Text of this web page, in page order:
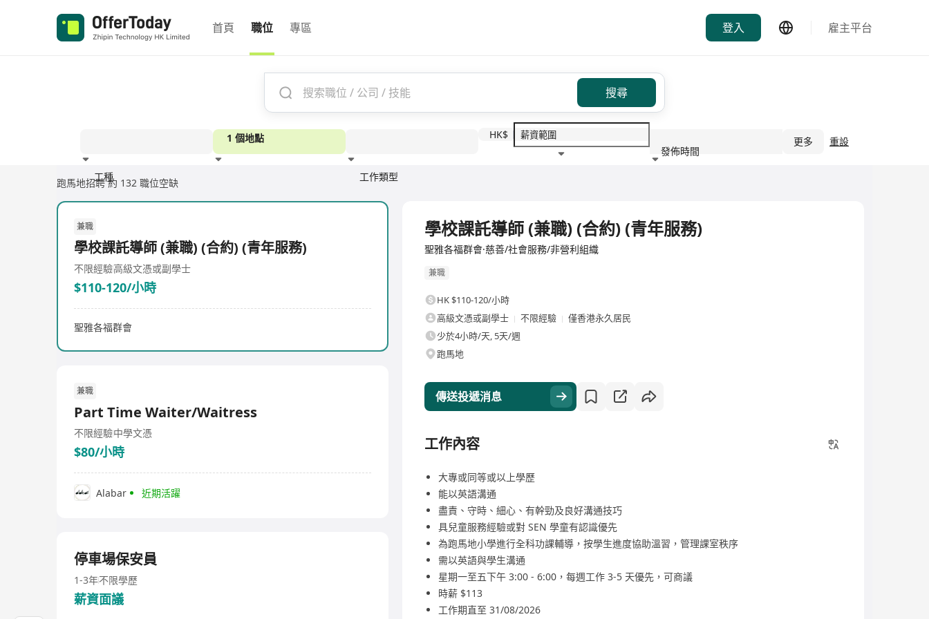
首頁 職位 專區 登入 雇主平台
搜尋
工種
1 個地點
工作類型
HK$
發佈時間
更多 重設
跑馬地招聘 約 132 職位空缺
兼職
學校課託導師 (兼職) (合約) (青年服務)
不限經驗高級文憑或副學士
$110-120/小時
聖雅各福群會
兼職
Part Time Waiter/Waitress
不限經驗中學文憑
$80/小時
Alabar 近期活躍
停車場保安員
1-3年不限學歷
薪資面議
學校課託導師 (兼職) (合約) (青年服務)
聖雅各福群會·慈善/社會服務/非營利組織
兼職
HK $110-120/小時
高級文憑或副學士
不限經驗
僅香港永久居民
少於4小時/天, 5天/週
跑馬地
傳送投遞消息
工作內容
大專或同等或以上學歷
能以英語溝通
盡責、守時、細心、有幹勁及良好溝通技巧
具兒童服務經驗或對 SEN 學童有認識優先
為跑馬地小學進行全科功課輔導，按學生進度協助溫習，管理課室秩序
需以英語與學生溝通
星期一至五下午 3:00 - 6:00，每週工作 3-5 天優先，可商議
時薪 $113
工作期直至 31/08/2026